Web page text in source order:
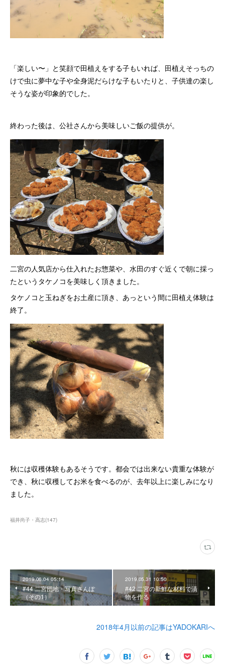
「楽しい〜」と笑顔で田植えをする子もいれば、田植えそっちの
けで虫に夢中な子や全身泥だらけな子もいたりと、子供達の楽し
そうな姿が印象的でした。
終わった後は、公社さんから美味しいご飯の提供が。
二宮の人気店から仕入れたお惣菜や、水田のすぐ近くで朝に採っ
たというタケノコを美味しく頂きました。
タケノコと玉ねぎをお土産に頂き、あっという間に田植え体験は
終了。
秋には収穫体験もあるそうです。都会では出来ない貴重な体験が
でき、秋に収穫してお米を食べるのが、去年以上に楽しみになり
ました。
福井尚子・高志(147)
2019.06.04 05:14
#44 二宮団地・写真さんぽ
（その1）
2019.05.31 10:50
#42 二宮の新鮮な材料で漬
物を作る
2018年4月以前の記事はYADOKARIへ